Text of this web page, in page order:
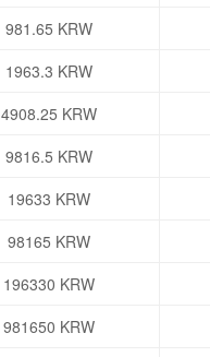
981.65 KRW
1963.3 KRW
4908.25 KRW
9816.5 KRW
19633 KRW
98165 KRW
196330 KRW
981650 KRW